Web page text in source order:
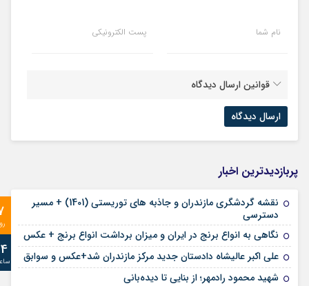
نام شما پست الکترونیکی
قوانین ارسال دیدگاه
پربازدیدترین اخبار
نقشه گردشگری مازندران و جاذبه های توریستی (1401) + مسیر
دسترسی
نگاهی به انواع برنج در ایران و میزان برداشت انواع برنج + عکس
علی‌ اکبر عالیشاه دادستان جدید مرکز مازندران شد+عکس و سوابق
شهید محمود رادمهر؛ از بنایی تا دیده‌بانی